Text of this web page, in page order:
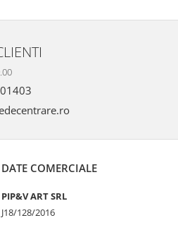
DATE COMERCIALE
PIP&V ART SRL
J18/128/2016